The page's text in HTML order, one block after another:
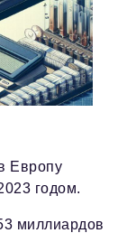
Европу
годом.
миллиардов